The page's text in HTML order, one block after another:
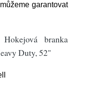
garantovat
branka
Duty, 52"